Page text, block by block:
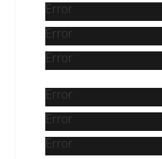
Error
Error
Error
Error
Error
Error